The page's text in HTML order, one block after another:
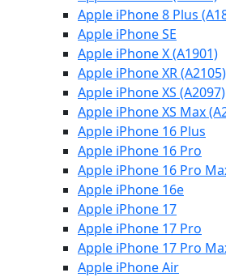
Apple iPhone 8 Plus
Apple iPhone SE
Apple iPhone X (A1901)
Apple iPhone XR (A2105)
Apple iPhone XS (A2097)
Apple iPhone XS Max
Apple iPhone 16 Plus
Apple iPhone 16 Pro
Apple iPhone 16 Pro
Apple iPhone 16e
Apple iPhone 17
Apple iPhone 17 Pro
Apple iPhone 17 Pro
Apple iPhone Air